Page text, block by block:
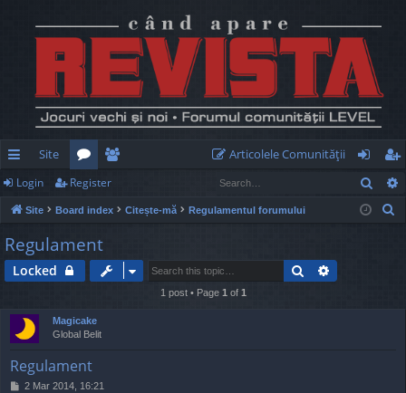
ui
ck
lin
ks
Site
or
u
m
e
m
rs
Articolele Comunităţii
og
in
eg
ist
Login Register
Site Board index Citește-mă Regulamentul forumului
Regulament
Locked Search
1 post • Page 1 of 1
Magicake
Global Belit
Regulament
P2 Mar 2014, 16:21